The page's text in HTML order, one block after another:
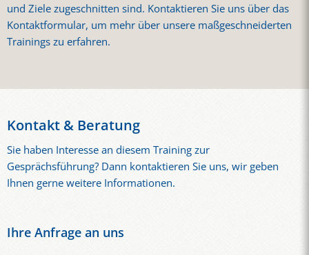
und Ziele zugeschnitten sind. Kontaktieren Sie uns über das
Kontaktformular, um mehr über unsere maßgeschneiderten
Trainings zu erfahren.
Kontakt & Beratung
Sie haben Interesse an diesem Training zur
Gesprächsführung? Dann kontaktieren Sie uns, wir geben
Ihnen gerne weitere Informationen.
Ihre Anfrage an uns